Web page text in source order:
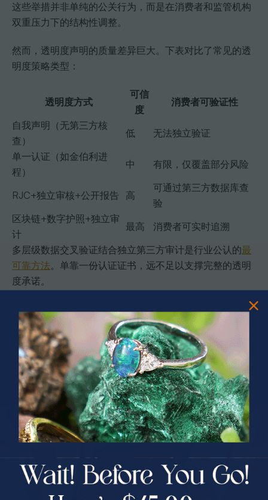
这些举措并非单纯的公关行为，而是在消费者和监管机构
双重压力下的结构性调整。
然而，透明度声明的质量差异巨大。下表对比了常见的透
明度策略类型：
透明度方式
可信
度
消费者可验证性
自我声明（无第三方核
查）
低
无法独立验证
单一认证（如金伯利进
程）
中 有限，仅覆盖部分风险
RJC+独立审核+公开报告 高
可通过第三方数据库查
验
区块链+数字护照+独立审
计
最高
消费者可实时追溯
多层级数据交叉验证结合独立第三方审计是行业公认的最
可靠方法。单靠一份认证证书，远不足以支撑完整的透明
度承诺。
专业提示: 购买前，主动搜索品牌最近两年的可持续发展
报告。如果报告缺失，或内容仅涉及宽泛承诺而无具体数
据，应视为警示信号。
有意了解如何系统评估品牌透明度与信誉的读者，可参考
专业的品牌信誉评估框架，这能帮助你在纷繁的信息中抓
住关键指标。
如何参与推动珠宝行业透明化
理解了行业现状，下一步是将这些知识转化为你的实际行
动。无论你是消费者还是投资者，以下几点都可以直接影
响市场方向。
PRIZES OF UNSPEAKABLE VALUE!
SPIN TO WIN
$75.00 CASH
25% Off
30% Off
40% Off